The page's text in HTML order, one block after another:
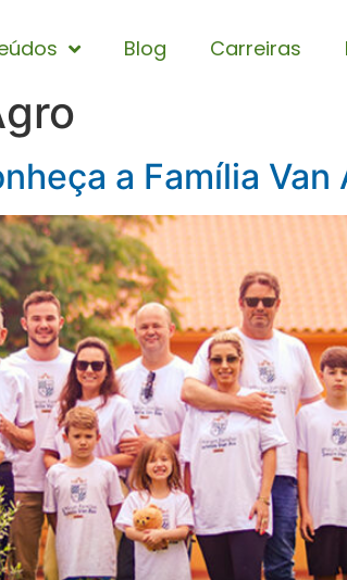
Blog Carreiras
a Família Van